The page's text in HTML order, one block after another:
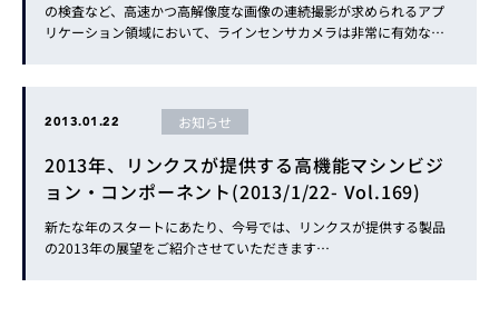
の検査など、高速かつ高解像度な画像の連続撮影が求められるアプ
リケーション領域において、ラインセンサカメラは非常に有効な…
2013.01.22 お知らせ
2013年、リンクスが提供する高機能マシンビジ
ョン・コンポーネント(2013/1/22- Vol.169)
新たな年のスタートにあたり、今号では、リンクスが提供する製品
の2013年の展望をご紹介させていただきます…